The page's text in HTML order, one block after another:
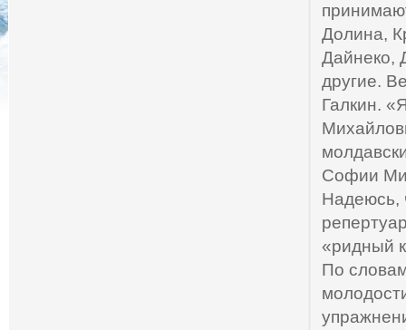
Долина,
Дайнеко,
другие.
Галкин.
Софии
Надеюсь,
«ридный
По